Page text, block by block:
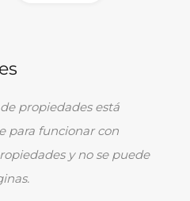
propiedades está
para funcionar con
y no se puede